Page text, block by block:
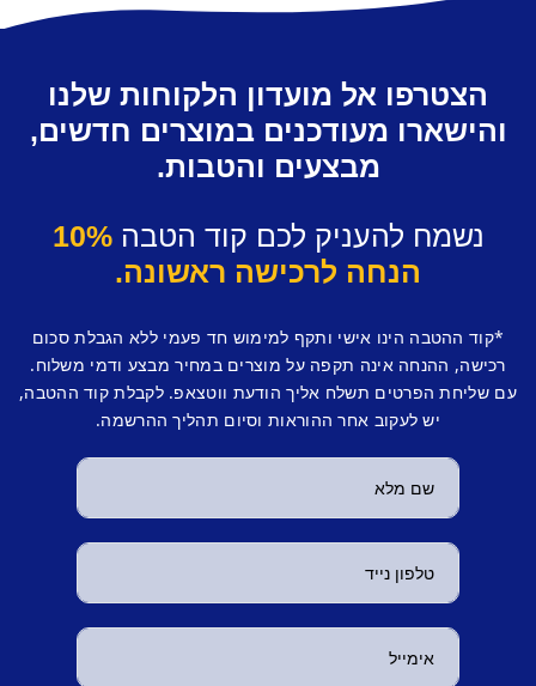
הצטרפו אל מועדון הלקוחות שלנו
והישארו מעודכנים במוצרים חדשים,
מבצעים והטבות.
נשמח להעניק לכם קוד הטבה 10%
הנחה לרכישה ראשונה.
*קוד ההטבה הינו אישי ותקף למימוש חד פעמי ללא הגבלת סכום
רכישה, ההנחה אינה תקפה על מוצרים במחיר מבצע ודמי משלוח.
עם שליחת הפרטים תשלח אליך הודעת ווטצאפ. לקבלת קוד ההטבה,
יש לעקוב אחר ההוראות וסיום תהליך ההרשמה.